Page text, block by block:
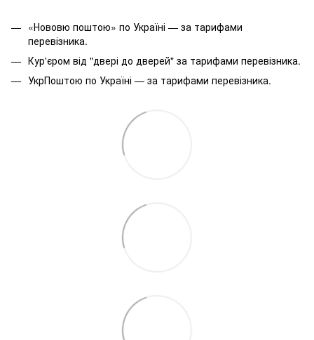
«Нововю поштою» по Україні — за тарифами
перевізника.
Кур'єром від "двері до дверей" за тарифами перевізника.
УкрПоштою по Україні — за тарифами перевізника.